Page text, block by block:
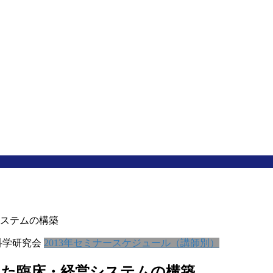
テムの構築
研究会 2013年セミナースケジュール（講師別）